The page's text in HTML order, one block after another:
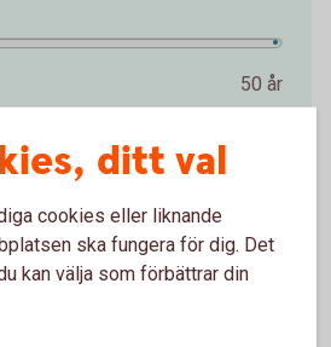
50 år
2 000 000 kr
ditt val
cookies eller liknande
ska fungera för dig. Det
kan välja som förbättrar din